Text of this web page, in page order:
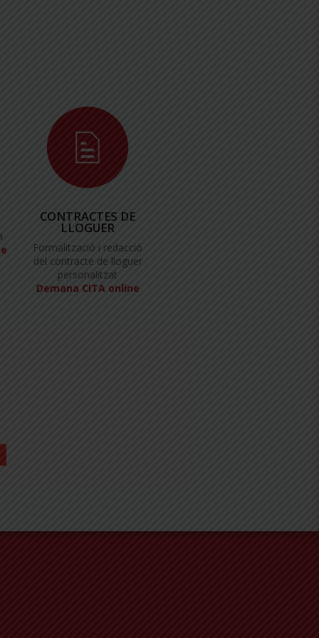
CONTRACTES DE
LLOGUER
Formalització i redacció
del contracte de lloguer
personalitzat
Demana CITA online